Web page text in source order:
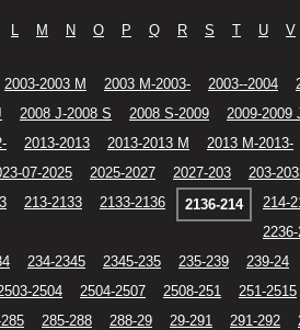
L M N O P Q R S T U V
2003-2003 M 2003 M-2003- 2003--2004
2008 J-2008 S 2008 S-2009 2009-2009
2013-2013 2013-2013 M 2013 M-2013-
07-2025 2025-2027 2027-203 203-
213-2133 2133-2136 2136-214 214-
234-2345 2345-235 235-239 239-24
2504 2504-2507 2508-251 251-2515
285-288 288-29 29-291 291-292